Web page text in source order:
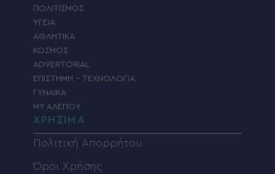
ΠΟΛΙΤΙΣΜΟΣ
ΥΓΕΙΑ
ΑΘΛΗΤΙΚΑ
ΚΟΣΜΟΣ
ADVERTORIAL
ΕΠΙΣΤΗΜΗ – ΤΕΧΝΟΛΟΓΙΑ
ΓΥΝΑΙΚΑ
MY ΑΛΕΠΟΥ
ΧΡΗΣΙΜΑ
Πολιτική Απορρήτου
Όροι Χρήσης